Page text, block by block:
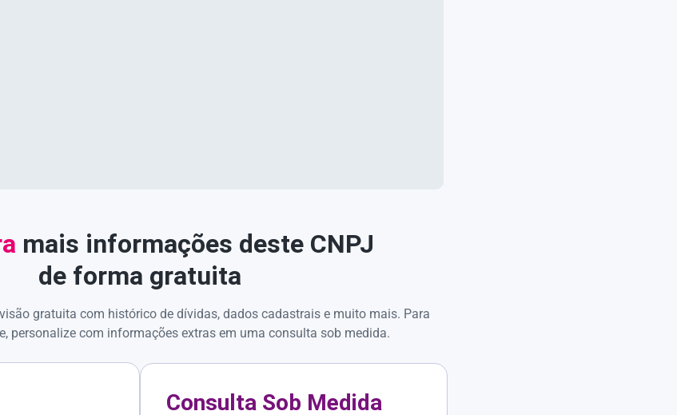
mais informações deste CNPJ
de forma gratuita
gratuita com histórico de dívidas, dados cadastrais e muito mais. Para
personalize com informações extras em uma consulta sob medida.
Consulta Sob Medida